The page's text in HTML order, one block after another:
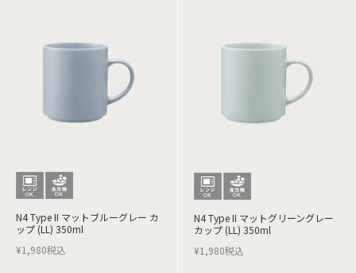
N4 Type II マットブルーグレー カ
ップ (LL) 350ml
¥1,980税込
N4 Type II マットグリーングレー
カップ (LL) 350ml
¥1,980税込